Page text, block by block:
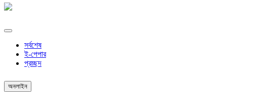
সর্বশেষ
ই-পেপার
প্রচ্ছদ
অনলাইন